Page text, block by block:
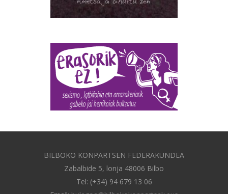
BILBOKO KONPARTSEN FEDERAKUNDEA
Zabalbide 5, lonja 48006 Bilbo
Tel: (+34) 94 679 13 06